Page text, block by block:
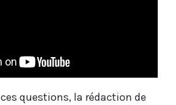
questions, la rédaction de